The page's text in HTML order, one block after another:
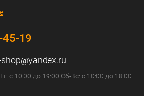
45-19
с 10:00 до 19:00 Сб-Вс: с 10:00 до 18:00